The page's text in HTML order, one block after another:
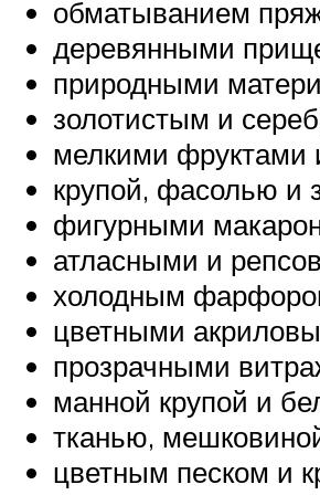
обматыванием
деревянными
природными
золотистым и
мелкими фруктами
крупой, фасолью и
фигурными
атласными и
холодным
цветными
прозрачными
манной крупой и
тканью,
цветным песком и